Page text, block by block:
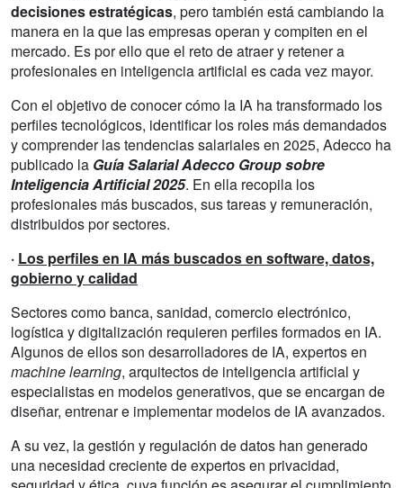
decisiones estratégicas, pero también está cambiando la
manera en la que las empresas operan y compiten en el
mercado. Es por ello que el reto de atraer y retener a
profesionales en inteligencia artificial es cada vez mayor.
Con el objetivo de conocer cómo la IA ha transformado los
perfiles tecnológicos, identificar los roles más demandados
y comprender las tendencias salariales en 2025, Adecco ha
publicado la Guía Salarial Adecco Group sobre
Inteligencia Artificial 2025. En ella recopila los
profesionales más buscados, sus tareas y remuneración,
distribuidos por sectores.
· Los perfiles en IA más buscados en software, datos,
gobierno y calidad
Sectores como banca, sanidad, comercio electrónico,
logística y digitalización requieren perfiles formados en IA.
Algunos de ellos son desarrolladores de IA, expertos en
machine learning, arquitectos de inteligencia artificial y
especialistas en modelos generativos, que se encargan de
diseñar, entrenar e implementar modelos de IA avanzados.
A su vez, la gestión y regulación de datos han generado
una necesidad creciente de expertos en privacidad,